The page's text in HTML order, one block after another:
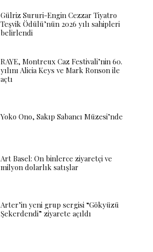
Gülriz Sururi-Engin Cezzar Tiyatro
Teşvik Ödülü’nün 2026 yılı sahipleri
belirlendi
RAYE, Montreux Caz Festivali’nin 60.
yılını Alicia Keys ve Mark Ronson ile
açtı
Yoko Ono, Sakıp Sabancı Müzesi’nde
Art Basel: On binlerce ziyaretçi ve
milyon dolarlık satışlar
Arter’in yeni grup sergisi “Gökyüzü
Şekerdendi” ziyarete açıldı